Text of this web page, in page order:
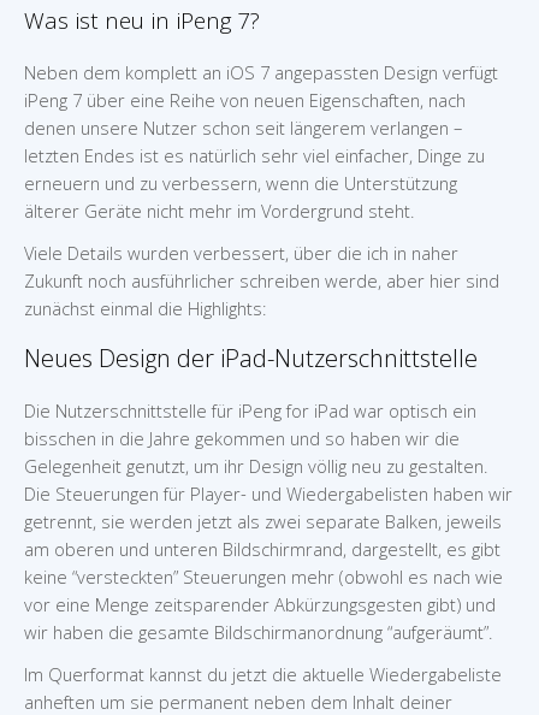
Was ist neu in iPeng 7?
Neben dem komplett an iOS 7 angepassten Design verfügt
iPeng 7 über eine Reihe von neuen Eigenschaften, nach
denen unsere Nutzer schon seit längerem verlangen –
letzten Endes ist es natürlich sehr viel einfacher, Dinge zu
erneuern und zu verbessern, wenn die Unterstützung
älterer Geräte nicht mehr im Vordergrund steht.
Viele Details wurden verbessert, über die ich in naher
Zukunft noch ausführlicher schreiben werde, aber hier sind
zunächst einmal die Highlights:
Neues Design der iPad-Nutzerschnittstelle
Die Nutzerschnittstelle für iPeng for iPad war optisch ein
bisschen in die Jahre gekommen und so haben wir die
Gelegenheit genutzt, um ihr Design völlig neu zu gestalten.
Die Steuerungen für Player- und Wiedergabelisten haben wir
getrennt, sie werden jetzt als zwei separate Balken, jeweils
am oberen und unteren Bildschirmrand, dargestellt, es gibt
keine “versteckten” Steuerungen mehr (obwohl es nach wie
vor eine Menge zeitsparender Abkürzungsgesten gibt) und
wir haben die gesamte Bildschirmanordnung “aufgeräumt”.
Im Querformat kannst du jetzt die aktuelle Wiedergabeliste
anheften um sie permanent neben dem Inhalt deiner